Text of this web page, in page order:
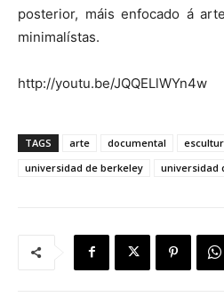
posterior, máis enfocado á
minimalístas.
http://youtu.be/JQQELlWYn4w
TAGS arte documental
universidad de berkeley
universidad